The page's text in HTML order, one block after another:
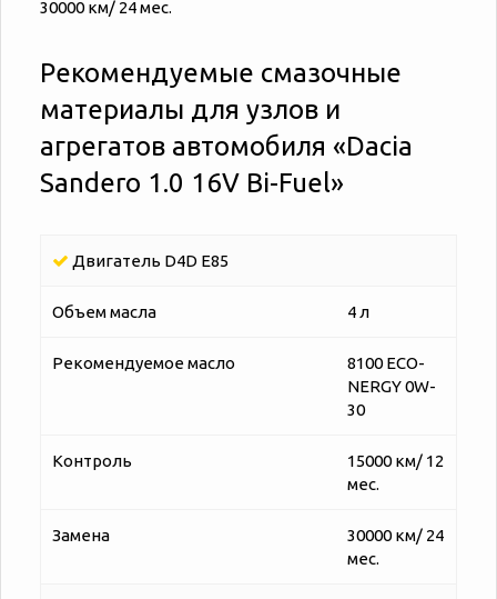
30000 км/ 24 мес.
Рекомендуемые смазочные
материалы для узлов и
агрегатов автомобиля «‎‎Dacia
Sandero 1.0 16V Bi-Fuel»
Двигатель D4D E85
Объем масла 4 л
Рекомендуемое масло
8100 ECO-
NERGY 0W-
30
Контроль
15000 км/ 12
мес.
Замена
30000 км/ 24
мес.